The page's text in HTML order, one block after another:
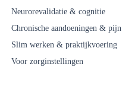
Neurorevalidatie & cognitie
Chronische aandoeningen & pijn
Slim werken & praktijkvoering
Voor zorginstellingen